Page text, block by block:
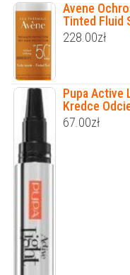
Avene
Tinted Fluid
228.00zł
Pupa Active
Kredce
67.00zł